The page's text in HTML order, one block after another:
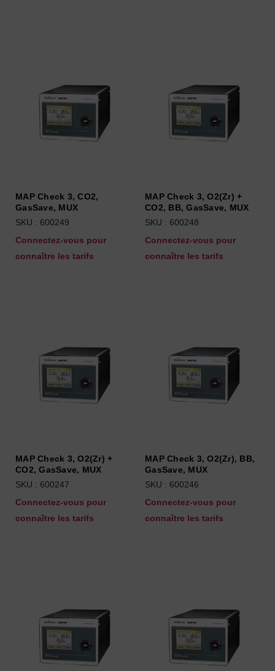
MAP Check 3, CO2,
GasSave, MUX
SKU : 600249
Connectez-vous pour
connaître les tarifs
MAP Check 3, O2(Zr) +
CO2, BB, GasSave, MUX
SKU : 600248
Connectez-vous pour
connaître les tarifs
MAP Check 3, O2(Zr) +
CO2, GasSave, MUX
SKU : 600247
Connectez-vous pour
connaître les tarifs
MAP Check 3, O2(Zr), BB,
GasSave, MUX
SKU : 600246
Connectez-vous pour
connaître les tarifs